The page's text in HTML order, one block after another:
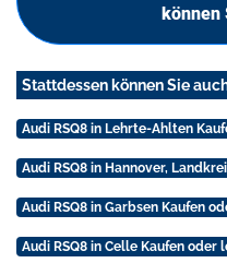
können
Stattdessen können Sie
Audi RSQ8 in Lehrte-Ahlten
Audi RSQ8 in Hannover,
Audi RSQ8 in Garbsen Kaufen
Audi RSQ8 in Celle Kaufen oder